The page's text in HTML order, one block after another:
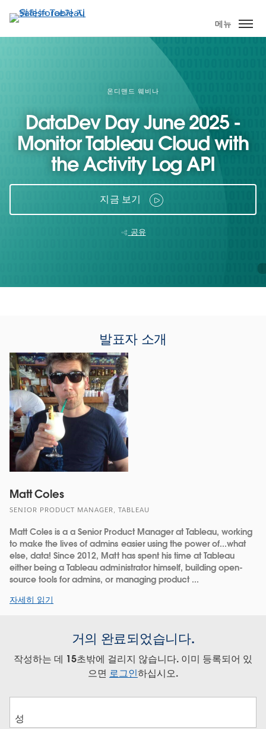
요
콘
메뉴
온디맨드 웨비나
DataDev Day June 2025 -
Monitor Tableau Cloud with
the Activity Log API
지금 보기
공유
발표자 소개
Matt Coles
SENIOR PRODUCT MANAGER, TABLEAU
Matt Coles is a a Senior Product Manager at Tableau, working
to make the lives of admins easier using the power of...what
else, data! Since 2012, Matt has spent his time at Tableau
either being a Tableau administrator himself, building open-
source tools for admins, or managing product ...
자세히 읽기
거의 완료되었습니다.
작성하는 데 15초밖에 걸리지 않습니다. 이미 등록되어 있
으면 로그인하십시오.